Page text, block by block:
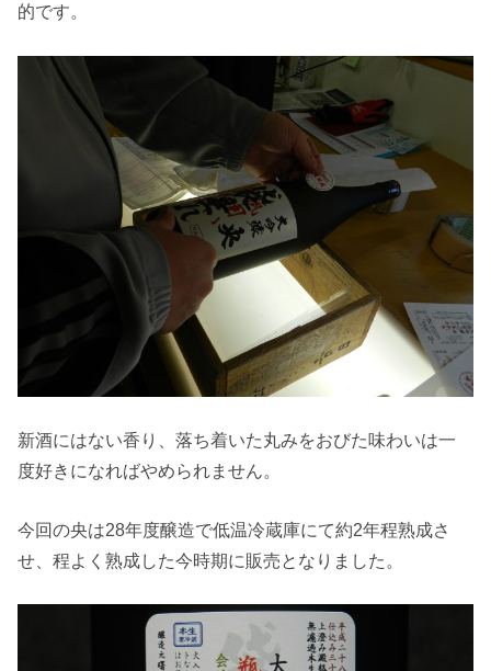
的です。
新酒にはない香り、落ち着いた丸みをおびた味わいは一
度好きになればやめられません。
今回の央は28年度醸造で低温冷蔵庫にて約2年程熟成さ
せ、程よく熟成した今時期に販売となりました。